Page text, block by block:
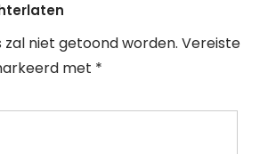
niet getoond worden. Vereiste
met *